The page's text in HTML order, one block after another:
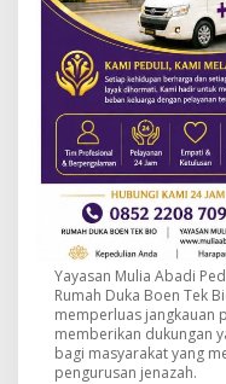
Yayasan Mulia Abadi
Rumah Duka Boen Tek
memperluas jangkauan
memberikan dukungan
bagi masyarakat yang
pengurusan jenazah.